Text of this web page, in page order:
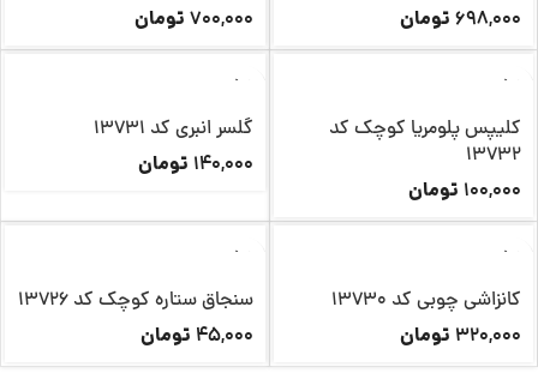
698,000 تومان
700,000 تومان
کلیپس پلومریا کوچک کد
13732
100,000 تومان
گلسر انبری کد 13731
140,000 تومان
کانزاشی چوبی کد 13730
320,000 تومان
سنجاق ستاره کوچک کد 13726
45,000 تومان